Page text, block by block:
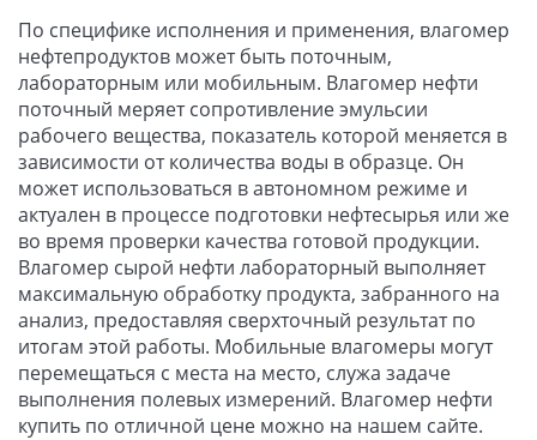
По специфике исполнения и применения, влагомер
нефтепродуктов может быть поточным,
лабораторным или мобильным. Влагомер нефти
поточный меряет сопротивление эмульсии
рабочего вещества, показатель которой меняется в
зависимости от количества воды в образце. Он
может использоваться в автономном режиме и
актуален в процессе подготовки нефтесырья или же
во время проверки качества готовой продукции.
Влагомер сырой нефти лабораторный выполняет
максимальную обработку продукта, забранного на
анализ, предоставляя сверхточный результат по
итогам этой работы. Мобильные влагомеры могут
перемещаться с места на место, служа задаче
выполнения полевых измерений. Влагомер нефти
купить по отличной цене можно на нашем сайте.